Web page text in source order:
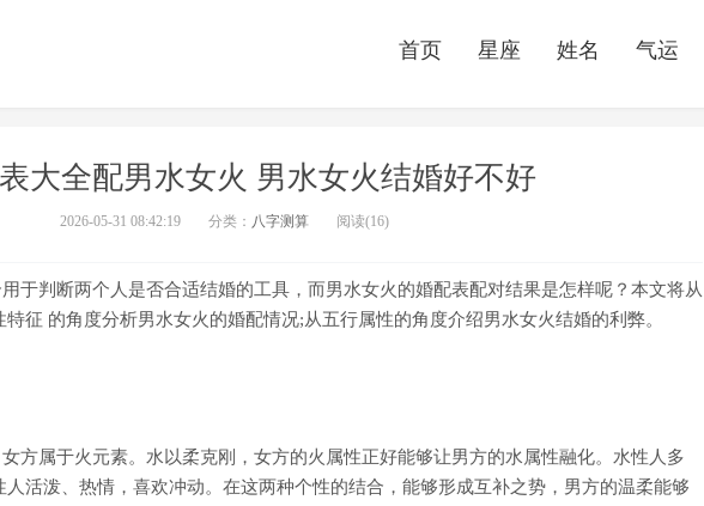
首页 星座 姓名 气运
大全配男水女火 男水女火结婚好不好
2026-05-31 08:42:19 分类： 八字测算 阅读(16)
于判断两个人是否合适结婚的工具，而男水女火的婚配表配对结果是怎样呢？本文将从
征 的角度分析男水女火的婚配情况;从五行属性的角度介绍男水女火结婚的利弊。
方属于火元素。水以柔克刚，女方的火属性正好能够让男方的水属性融化。水性人多
活泼、热情，喜欢冲动。在这两种个性的结合，能够形成互补之势，男方的温柔能够